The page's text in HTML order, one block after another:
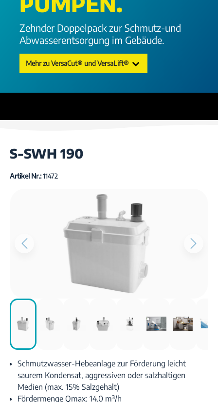
Zehnder Doppelpack zur Schmutz-und
Abwasserentsorgung im Gebäude.
Mehr zu VersaCut® und VersaLift®
S-SWH 190
Artikel Nr.:11472
Schmutzwasser-Hebeanlage zur Förderung leicht
saurem Kondensat, aggressiven oder salzhaltigen
Medien (max. 15% Salzgehalt)
Fördermenge Qmax: 14,0 m³/h